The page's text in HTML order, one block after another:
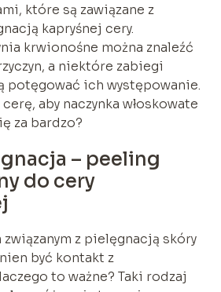
które są zawiązane z
kapryśnej cery.
krwionośne można znaleźć
a niektóre zabiegi
potęgować ich występowanie.
aby naczynka włoskowate
za bardzo?
– peeling
do cery
z pielęgnacją skóry
być kontakt z
to ważne? Taki rodzaj